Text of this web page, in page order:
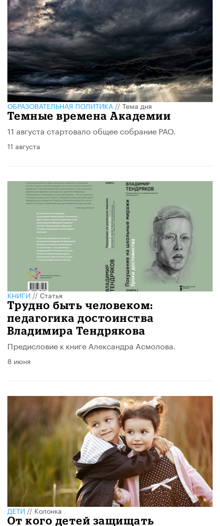
ОБРАЗОВАТЕЛЬНАЯ ПОЛИТИКА//Тема дня
Темные времена Академии
​11 августа стартовало общее собрание РАО.
11 августа
КНИГИ//Статья
Трудно быть человеком:
педагогика достоинства
Владимира Тендрякова
Предисловие к книге Александра Асмолова.
8 июня
ДЕТИ//Колонка
От кого детей защищать